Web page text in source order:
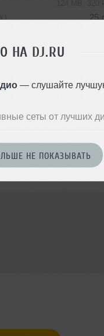
НА DJ.RU
— слушайте
сеты от лучших
НЕ ПОКАЗЫВАТЬ
25
23
118 MB, 320
21